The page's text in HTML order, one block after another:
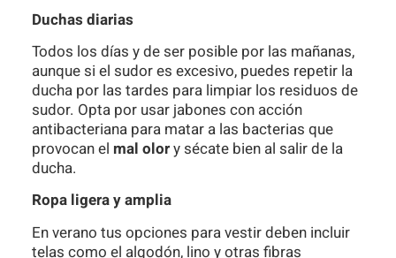
Duchas diarias
Todos los días y de ser posible por las mañanas,
aunque si el sudor es excesivo, puedes repetir la
ducha por las tardes para limpiar los residuos de
sudor. Opta por usar jabones con acción
antibacteriana para matar a las bacterias que
provocan el mal olory sécate bien al salir de la
ducha.
Ropa ligera y amplia
En verano tus opciones para vestir deben incluir
telas como el algodón, lino y otras fibras